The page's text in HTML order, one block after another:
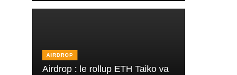
AIRDROP
Airdrop : le rollup ETH Taiko va